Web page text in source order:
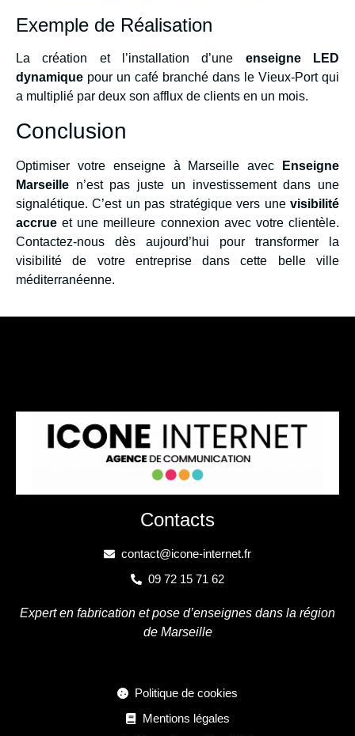
Exemple de Réalisation
La création et l’installation d’une enseigne LED
dynamique pour un café branché dans le Vieux-Port qui
a multiplié par deux son afflux de clients en un mois.
Conclusion
Optimiser votre enseigne à Marseille avec
Enseigne
Marseille n’est pas juste un investissement dans une
signalétique. C’est un pas stratégique vers une visibilité
accrue et une meilleure connexion avec votre clientèle.
Contactez-nous dès aujourd’hui pour transformer la
visibilité de votre entreprise dans cette belle ville
méditerranéenne.
Contacts
contact@icone-internet.fr
09 72 15 71 62
Expert en fabrication et pose d’enseignes dans la région
de Marseille
Politique de cookies
Mentions légales